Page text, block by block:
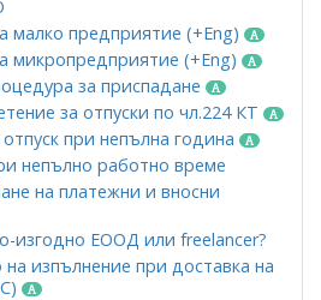
предприятие (+Eng)
(+Eng)
за приспадане
за отпуски по чл.224 КТ
при непълна година
непълно работно време
на платежни и вносни
изгодно ЕООД или freelancer?
изпълнение при доставка на